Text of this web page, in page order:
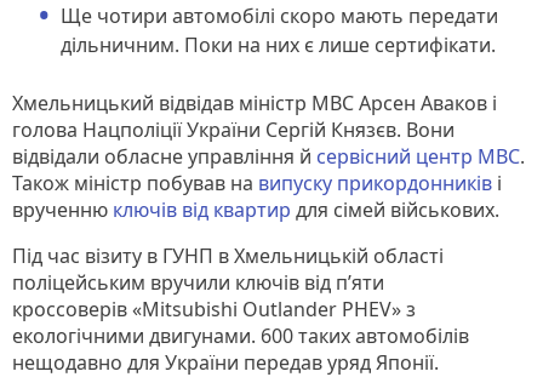
Ще чотири автомобілі скоро мають передати
дільничним. Поки на них є лише сертифікати.
Хмельницький відвідав міністр МВС Арсен Аваков і
голова Нацполіції України Сергій Князєв. Вони
відвідали обласне управління й сервісний центр МВС.
Також міністр побував на випуску прикордонників і
врученню ключів від квартир для сімей військових.
Під час візиту в ГУНП в Хмельницькій області
поліцейським вручили ключів від п’яти
кроссоверів «Мitsubishi Outlander PHEV» з
екологічними двигунами. 600 таких автомобілів
нещодавно для України передав уряд Японії.